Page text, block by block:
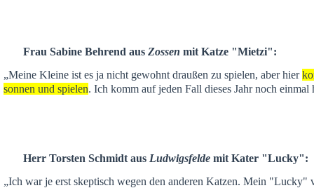
Frau Sabine Behrend aus Zossen mit Katze "Mietzi":
„Meine Kleine ist es ja nicht gewohnt draußen zu spielen, aber hier
sonnen und spielen. Ich komm auf jeden Fall dieses Jahr noch einmal
Herr Torsten Schmidt aus Ludwigsfelde mit Kater "Lucky":
„Ich war je erst skeptisch wegen den anderen Katzen. Mein "Lucky"